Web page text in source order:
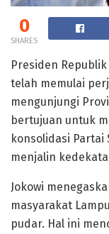
0
SHARES
Presiden
telah memulai
mengunjungi
bertujuan untuk
konsolidasi Partai
menjalin
Jokowi
masyarakat
pudar. Hal ini